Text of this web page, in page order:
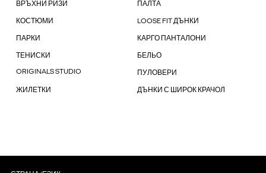
ВРЪХНИ РИЗИ ПАЛТА
КОСТЮМИ LOOSE FIT ДЪНКИ
ПАРКИ КАРГО ПАНТАЛОНИ
ТЕНИСКИ БЕЛЬО
ORIGINALS STUDIO ПУЛОВЕРИ
ЖИЛЕТКИ ДЪНКИ С ШИРОК КРАЧОЛ